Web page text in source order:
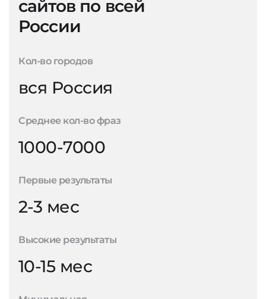
сайтов по всей
России
Кол-во городов
вся Россия
Среднее кол-во фраз
1000-7000
Первые результаты
2-3 мес
Высокие результаты
10-15 мес